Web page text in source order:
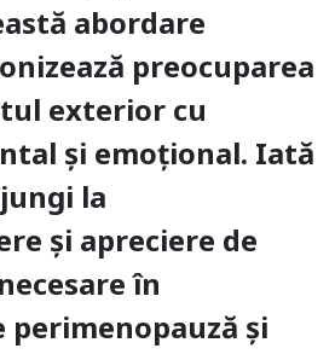
abordare
preocuparea
exterior cu
și emoțional. Iată
la
și apreciere de
în
perimenopauză și